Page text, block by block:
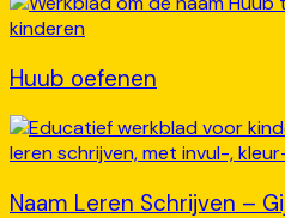
Huub oefenen
Naam Leren Schrijven –